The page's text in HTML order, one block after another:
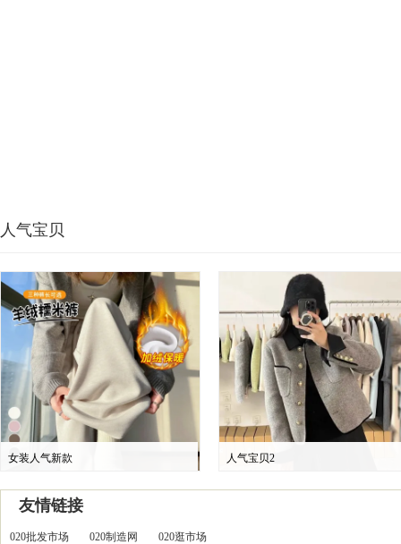
人气宝贝
女装人气新款 人气宝贝2
友情链接
020批发市场 020制造网 020逛市场